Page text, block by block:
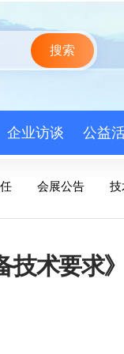
搜索
企业访谈 公益
会展公告 技
技术要求